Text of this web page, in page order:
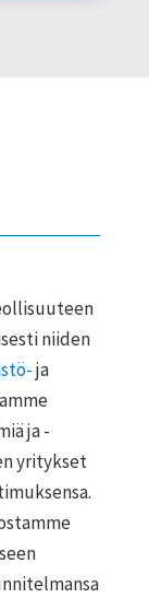
niiden
ja
ja -
yritykset